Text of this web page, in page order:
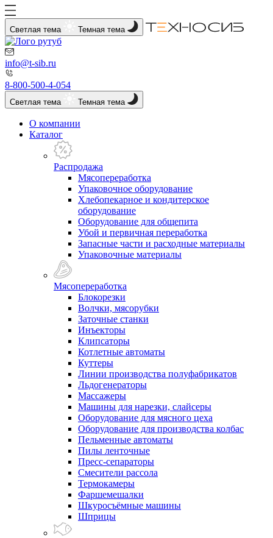
Светлая тема Темная тема
info@t-sib.ru
8-800-500-4-054
Светлая тема Темная тема
О компании
Каталог
Распродажа
Мясопереработка
Упаковочное оборудование
Хлебопекарное и кондитерское
оборудование
Оборудование для общепита
Убой и первичная переработка
Запасные части и расходные материалы
Упаковочные материалы
Мясопереработка
Блокорезки
Волчки, мясорубки
Заточные станки
Инъекторы
Клипсаторы
Котлетные автоматы
Куттеры
Линии производства полуфабрикатов
Льдогенераторы
Массажеры
Машины для нарезки, слайсеры
Оборудование для мясного цеха
Оборудование для производства колбас
Пельменные автоматы
Пилы ленточные
Пресс-сепараторы
Смесители рассола
Термокамеры
Фаршемешалки
Шкуросъёмные машины
Шприцы